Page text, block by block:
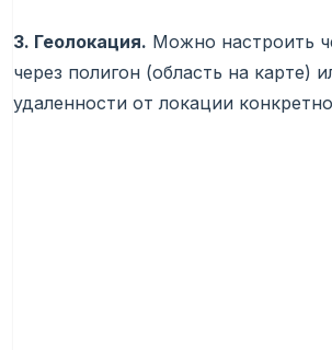
3. Геолокация. Можно настроить
через полигон (область на карте)
удаленности от локации